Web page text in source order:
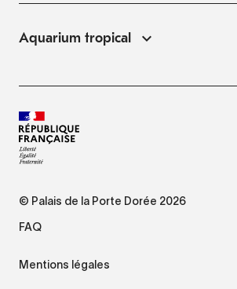
Aquarium tropical
© Palais de la Porte Dorée 2026
FAQ
Mentions légales